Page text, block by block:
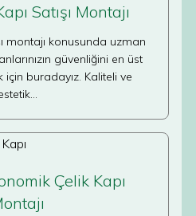
Satışı Montajı
montajı konusunda uzman
güvenliğini en üst
buradayız. Kaliteli ve
Çelik Kapı